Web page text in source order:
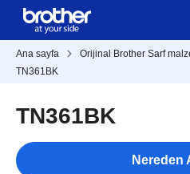
Ana sayfa
Orijinal Brother Sarf
TN361BK
TN361BK
Nereden